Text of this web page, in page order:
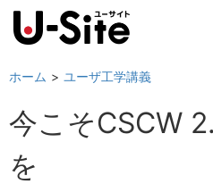
ホーム ユーザ工学講義
今こそCSCW
を